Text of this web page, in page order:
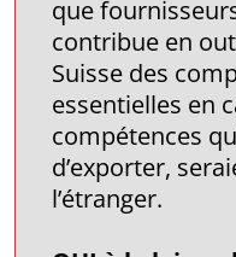
que
contribue en
Suisse des
essentielles en
compétences
d’exporter,
l’étranger.